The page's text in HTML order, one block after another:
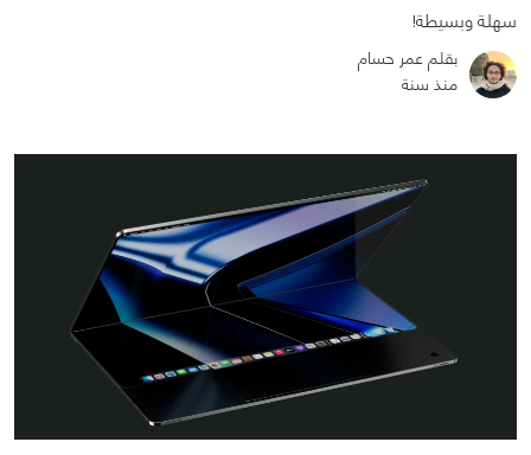
سهلة وبسيطة!
بقلم عمر حسام
منذ سنة